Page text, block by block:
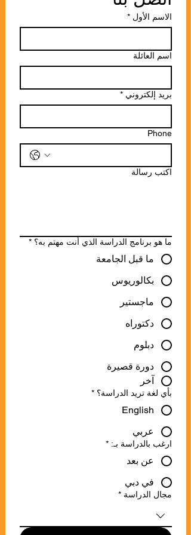
الاسم الأول *
اسم العائلة
بريد إلكتروني *
Phone
اكتب رسالة
ما هو برنامج الدراسة الذي أنت مهتم به؟ *
ما قبل الجامعة
بكالوريوس
ماجستير
دكتوراه
دبلوم
دورة قصيرة
آخر
بأي لغة تريد الدراسة؟ *
English
عربي
ارغب بالدراسة بـ: *
عن بعد
في دبي
مجال الدراسة *